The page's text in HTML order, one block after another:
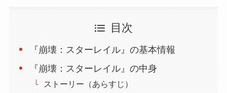
目次
『崩壊：スターレイル』の基本情報
『崩壊：スターレイル』の中身
ストーリー（あらすじ）